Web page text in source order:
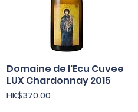
快速瀏覽
Domaine de l'Ecu Cuvee
LUX Chardonnay 2015
價格
HK$370.00